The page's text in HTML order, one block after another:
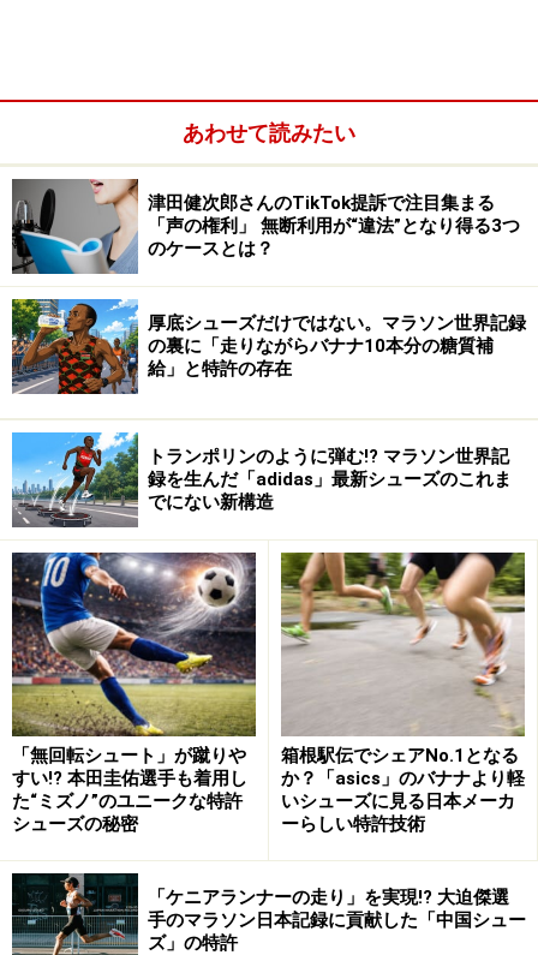
あわせて読みたい
津田健次郎さんのTikTok提訴で注目集まる
「声の権利」 無断利用が“違法”となり得る3つ
のケースとは？
厚底シューズだけではない。マラソン世界記録
の裏に「走りながらバナナ10本分の糖質補
給」と特許の存在
トランポリンのように弾む!? マラソン世界記
録を生んだ「adidas」最新シューズのこれま
でにない新構造
「無回転シュート」が蹴りや
すい!? 本田圭佑選手も着用し
た“ミズノ”のユニークな特許
シューズの秘密
箱根駅伝でシェアNo.1となる
か？「asics」のバナナより軽
いシューズに見る日本メーカ
ーらしい特許技術
「ケニアランナーの走り」を実現!? 大迫傑選
手のマラソン日本記録に貢献した「中国シュー
ズ」の特許